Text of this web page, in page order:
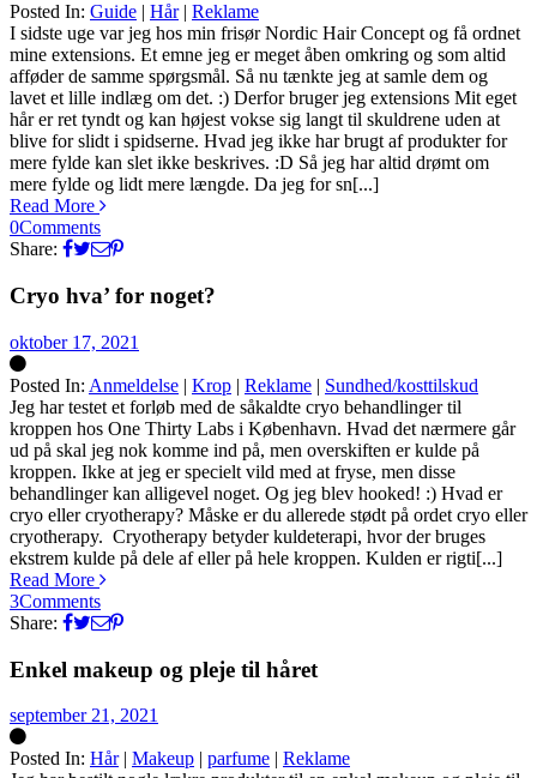
Posted In: Guide Hår| Reklame
Silke
I sidste uge var jeg hos min frisør Nordic Hair Concept og få ordnet
mine extensions. Et emne jeg er meget åben omkring og som altid
afføder de samme spørgsmål. Så nu tænkte jeg at samle dem og
lavet et lille indlæg om det. :) Derfor bruger jeg extensions Mit eget
hår er ret tyndt og kan højest vokse sig langt til skuldrene uden at
blive for slidt i spidserne. Hvad jeg ikke har brugt af produkter for
mere fylde kan slet ikke beskrives. :D Så jeg har altid drømt om
mere fylde og lidt mere længde. Da jeg for sn[...]
Read More
0Comments
Share:
Cryo hva’ for noget?
oktober 17, 2021
Posted In: Anmeldelse | Krop | Reklame | Sundhed/kosttilskud
Silke
Jeg har testet et forløb med de såkaldte cryo behandlinger til
kroppen hos One Thirty Labs i København. Hvad det nærmere går
ud på skal jeg nok komme ind på, men overskiften er kulde på
kroppen. Ikke at jeg er specielt vild med at fryse, men disse
behandlinger kan alligevel noget. Og jeg blev hooked! :) Hvad er
cryo eller cryotherapy? Måske er du allerede stødt på ordet cryo eller
cryotherapy. Cryotherapy betyder kuldeterapi, hvor der bruges
ekstrem kulde på dele af eller på hele kroppen. Kulden er rigti[...]
Read More
3Comments
Share:
Enkel makeup og pleje til håret
september 21, 2021
Posted In: Hår| Makeup | parfume | Reklame